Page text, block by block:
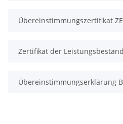
Übereinstimmungszertifikat
Zertifikat der
Übereinstimmungserklärung